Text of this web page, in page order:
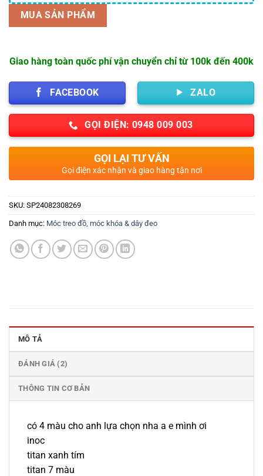
MUA SẢN PHẨM
Giao hàng toàn quốc phí vận chuyển chỉ từ 100k đến 400k
FACEBOOK ZALO
GỌI ĐIỆN: 0948 009 003
GỌI LẠI TƯ VẤN
Gọi điện xác nhận và giao hàng tận nơi
SKU: SP24082308269
Danh mục: Móc treo đồ, móc khóa & dây đeo
MÔ TẢ
ĐÁNH GIÁ (2)
THÔNG TIN CƠ BẢN
có 4 màu cho anh lựa chọn nha a e mình ơi
inoc
titan xanh tím
titan 7 màu